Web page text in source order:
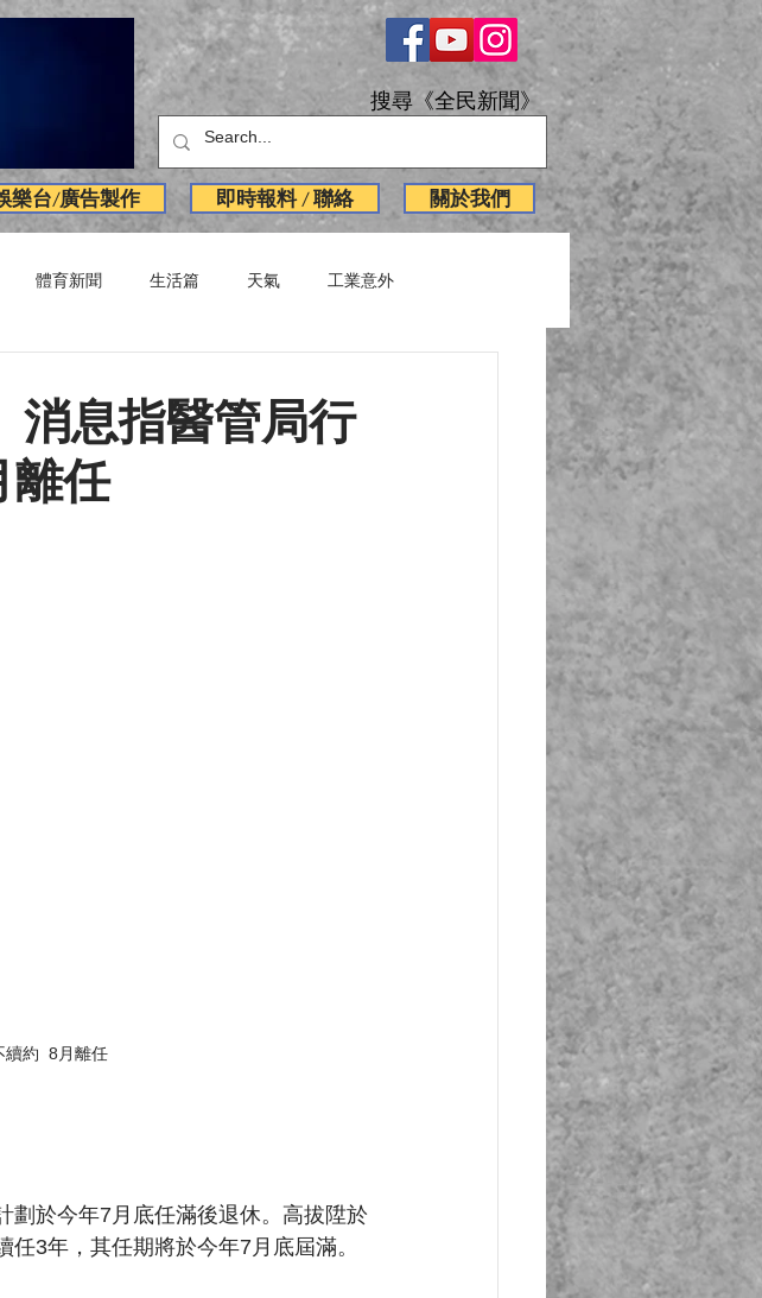
搜尋《全民新聞》
樂台/廣告製作 即時報料 / 聯絡 關於我們
體育新聞 生活篇 天氣 工業意外
消息指醫管局行
離任
續約  8月離任
劃於今年7月底任滿後退休。高拔陞於
3年，其任期將於今年7月底屆滿。